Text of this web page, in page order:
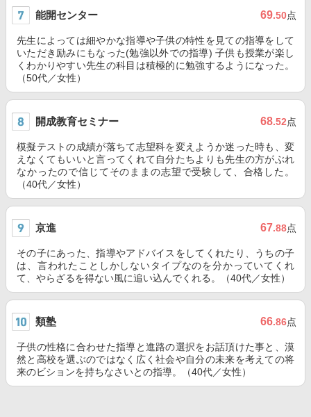
能開センター 69.50点
先生によっては細やかな指導や子供の特性を見ての指導をして
いただき励みにもなった(勉強以外での指導) 子供も授業が楽し
くわかりやすい先生の科目は積極的に勉強するようになった。
（50代／女性）
開成教育セミナー 68.52点
模擬テストの成績が落ちて志望科を変えようか迷った時も、変
えなくてもいいと言ってくれて自分たちよりも先生の方がぶれ
なかったので信じてそのままの志望で受験して、合格した。
（40代／女性）
京進 67.88点
その子にあった、指導やアドバイスをしてくれたり、うちの子
は、言われたことしかしないタイプなのを分かっていてくれ
て、やらざるを得ない風に追い込んでくれる。（40代／女性）
類塾 66.86点
子供の性格に合わせた指導と進路の選択をお話頂けた事と、漠
然と高校を選ぶのではなく広く社会や自分の未来を考えての将
来のビションを持ちなさいとの指導。（40代／女性）